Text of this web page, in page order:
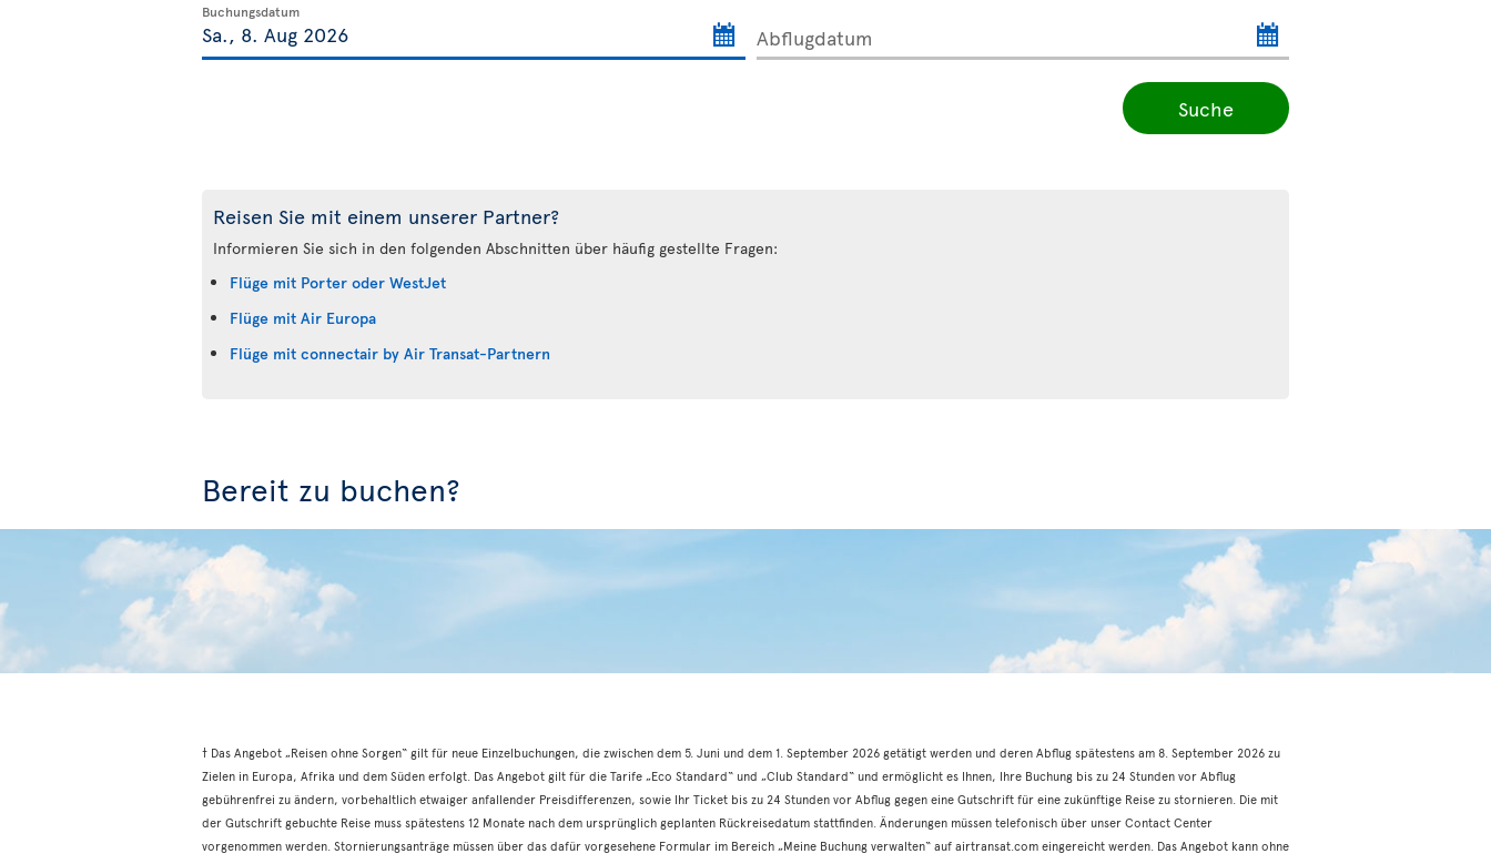
Buchungsdatum
Abflugdatum
Suche
Reisen Sie mit einem unserer Partner?
Informieren Sie sich in den folgenden Abschnitten über häufig gestellte Fragen:
Flüge mit Porter oder WestJet
Flüge mit Air Europa
Flüge mit connectair by Air Transat-Partnern
Bereit zu buchen?
† Das Angebot „Reisen ohne Sorgen“ gilt für neue Einzelbuchungen, die zwischen dem 5. Juni und dem 1. September 2026 getätigt werden und deren Abflug spätestens am 8. September 2026 zu
Zielen in Europa, Afrika und dem Süden erfolgt. Das Angebot gilt für die Tarife „Eco Standard“ und „Club Standard“ und ermöglicht es Ihnen, Ihre Buchung bis zu 24 Stunden vor Abflug
gebührenfrei zu ändern, vorbehaltlich etwaiger anfallender Preisdifferenzen, sowie Ihr Ticket bis zu 24 Stunden vor Abflug gegen eine Gutschrift für eine zukünftige Reise zu stornieren. Die mit
der Gutschrift gebuchte Reise muss spätestens 12 Monate nach dem ursprünglich geplanten Rückreisedatum stattfinden. Änderungen müssen telefonisch über unser Contact Center
vorgenommen werden. Stornierungsanträge müssen über das dafür vorgesehene Formular im Bereich „Meine Buchung verwalten“ auf airtransat.com eingereicht werden. Das Angebot kann ohne